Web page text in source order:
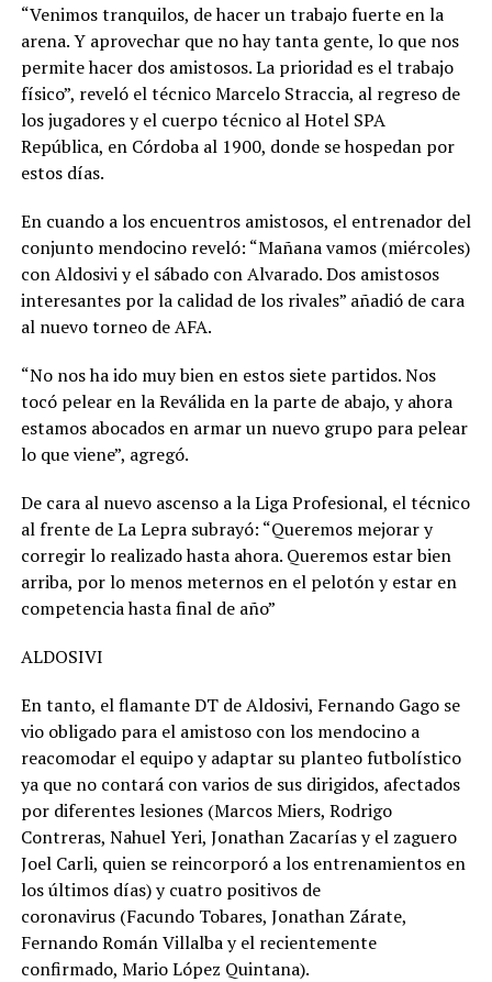
“Venimos tranquilos, de hacer un trabajo fuerte en la
arena. Y aprovechar que no hay tanta gente, lo que nos
permite hacer dos amistosos. La prioridad es el trabajo
físico”, reveló el técnico Marcelo Straccia, al regreso de
los jugadores y el cuerpo técnico al Hotel SPA
República, en Córdoba al 1900, donde se hospedan por
estos días.
En cuando a los encuentros amistosos, el entrenador del
conjunto mendocino reveló: “Mañana vamos (miércoles)
con Aldosivi y el sábado con Alvarado. Dos amistosos
interesantes por la calidad de los rivales” añadió de cara
al nuevo torneo de AFA.
“No nos ha ido muy bien en estos siete partidos. Nos
tocó pelear en la Reválida en la parte de abajo, y ahora
estamos abocados en armar un nuevo grupo para pelear
lo que viene”, agregó.
De cara al nuevo ascenso a la Liga Profesional, el técnico
al frente de La Lepra subrayó: “Queremos mejorar y
corregir lo realizado hasta ahora. Queremos estar bien
arriba, por lo menos meternos en el pelotón y estar en
competencia hasta final de año”
ALDOSIVI
En tanto, el flamante DT de Aldosivi, Fernando Gago se
vio obligado para el amistoso con los mendocino a
reacomodar el equipo y adaptar su planteo futbolístico
ya que no contará con varios de sus dirigidos, afectados
por diferentes lesiones (Marcos Miers, Rodrigo
Contreras, Nahuel Yeri, Jonathan Zacarías y el zaguero
Joel Carli, quien se reincorporó a los entrenamientos en
los últimos días) y cuatro positivos de
coronavirus (Facundo Tobares, Jonathan Zárate,
Fernando Román Villalba y el recientemente
confirmado, Mario López Quintana).